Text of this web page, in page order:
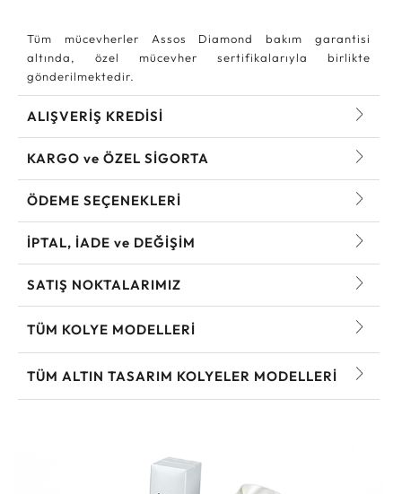
Tüm mücevherler Assos Diamond bakım garantisi
altında, özel mücevher sertifikalarıyla birlikte
gönderilmektedir.
ALIŞVERİŞ KREDİSİ
KARGO ve ÖZEL SİGORTA
ÖDEME SEÇENEKLERİ
İPTAL, İADE ve DEĞİŞİM
SATIŞ NOKTALARIMIZ
TÜM KOLYE MODELLERI
TÜM ALTIN TASARIM KOLYELER MODELLERI